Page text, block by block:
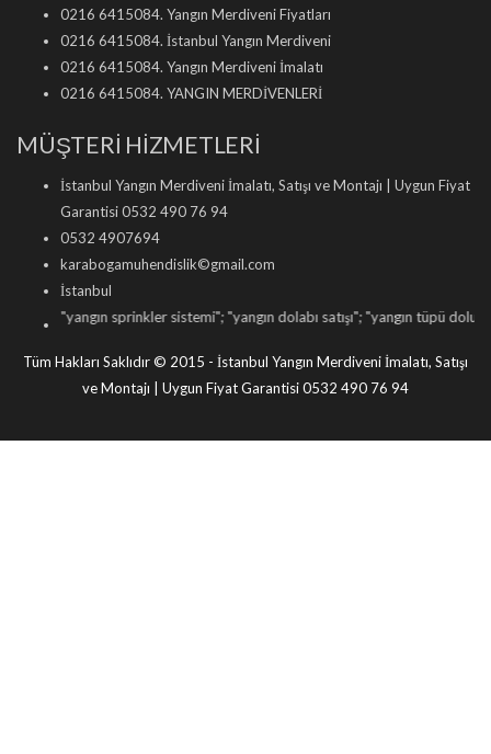
0216 6415084. Yangın Merdiveni Fiyatları
0216 6415084. İstanbul Yangın Merdiveni
0216 6415084. Yangın Merdiveni İmalatı
0216 6415084. YANGIN MERDİVENLERİ
MÜŞTERİ HİZMETLERİ
İstanbul Yangın Merdiveni İmalatı, Satışı ve Montajı | Uygun Fiyat
Garantisi 0532 490 76 94
0532 4907694
karabogamuhendislik©gmail.com
İstanbul
sprinkler sistemi"; "yangın dolabı satışı"; "yangın tüpü dolumu"; "yangın
Tüm Hakları Saklıdır © 2015 - İstanbul Yangın Merdiveni İmalatı, Satışı
ve Montajı | Uygun Fiyat Garantisi 0532 490 76 94